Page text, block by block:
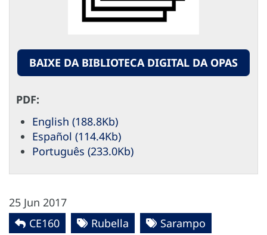
BAIXE DA BIBLIOTECA DIGITAL DA OPAS
PDF:
English (188.8Kb)
Español (114.4Kb)
Português (233.0Kb)
25 Jun 2017
CE160
Rubella
Sarampo